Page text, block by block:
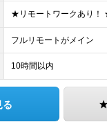
フルリモートがメイン
10時間以内
る